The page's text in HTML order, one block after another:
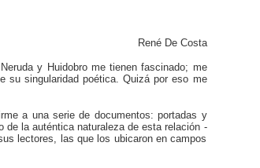
René De Costa
y Huidobro me tienen fascinado; me
su singularidad poética. Quizá por eso me
a una serie de documentos: portadas y
la auténtica naturaleza de esta relación -
lectores, las que los ubicaron en campos